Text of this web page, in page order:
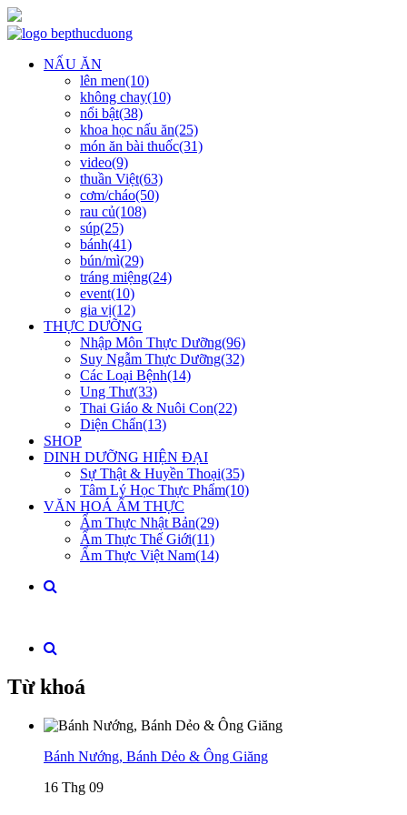
NẤU ĂN
lên men(10)
không chay(10)
nổi bật(38)
khoa học nấu ăn(25)
món ăn bài thuốc(31)
video(9)
thuần Việt(63)
cơm/cháo(50)
rau củ(108)
súp(25)
bánh(41)
bún/mì(29)
tráng miệng(24)
event(10)
gia vị(12)
THỰC DƯỠNG
Nhập Môn Thực Dưỡng(96)
Suy Ngẫm Thực Dưỡng(32)
Các Loại Bệnh(14)
Ung Thư(33)
Thai Giáo & Nuôi Con(22)
Diện Chẩn(13)
SHOP
DINH DƯỠNG HIỆN ĐẠI
Sự Thật & Huyền Thoại(35)
Tâm Lý Học Thực Phẩm(10)
VĂN HOÁ ẨM THỰC
Ẩm Thực Nhật Bản(29)
Ẩm Thực Thế Giới(11)
Ẩm Thực Việt Nam(14)
Từ khoá
Bánh Nướng, Bánh Dẻo & Ông Giăng
16 Thg 09